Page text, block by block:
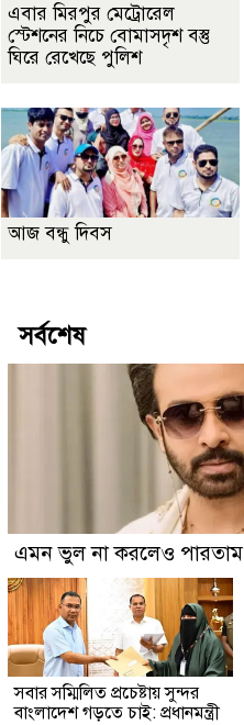
এবার মিরপুর মেট্রোরেল
স্টেশনের নিচে বোমাসদৃশ বস্তু
ঘিরে রেখেছে পুলিশ
আজ বন্ধু দিবস
সর্বশেষ
এমন ভুল না করলেও পারতাম
সবার সম্মিলিত প্রচেষ্টায় সুন্দর
বাংলাদেশ গড়তে চাই: প্রধানমন্ত্রী